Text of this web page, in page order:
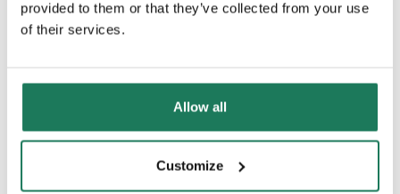
provided to them or that they’ve collected from your use
of their services.
Allow all
Customize
wieloma kategoriami ryzyka w różnych jednostkach. W
środowiskach regulowanych, gdzie
sprawdzić: dowód, że organizacja znała swoje granice ryzyka i
Najczęstsze błędy i pułapki
Najbardziej utrwalony błąd w zarządzaniu ryzykiem to